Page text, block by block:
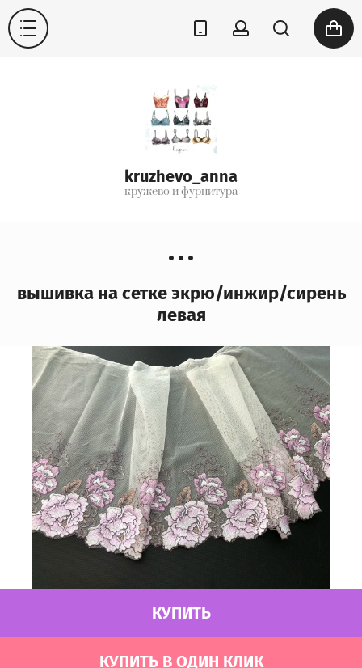
kruzhevo_anna
кружево и фурнитура
вышивка на сетке экрю/инжир/сирень
левая
КУПИТЬ
КУПИТЬ В ОДИН КЛИК